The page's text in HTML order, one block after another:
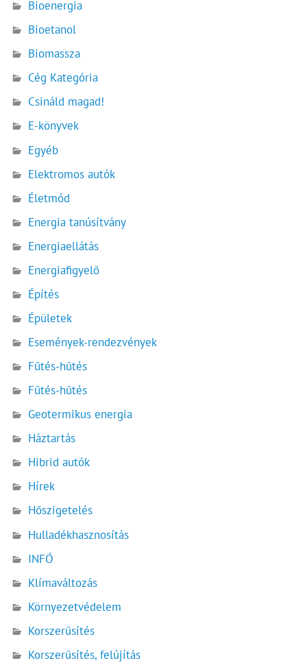
Bioenergia
Bioetanol
Biomassza
Cég Kategória
Csináld magad!
E-könyvek
Egyéb
Elektromos autók
Életmód
Energia tanúsítvány
Energiaellátás
Energiafigyelő
Építés
Épületek
Események-rendezvények
Fűtés-hűtés
Fűtés-hűtés
Geotermikus energia
Háztartás
Hibrid autók
Hírek
Hőszigetelés
Hulladékhasznosítás
INFÓ
Klímaváltozás
Környezetvédelem
Korszerűsítés
Korszerűsítés, felújítás